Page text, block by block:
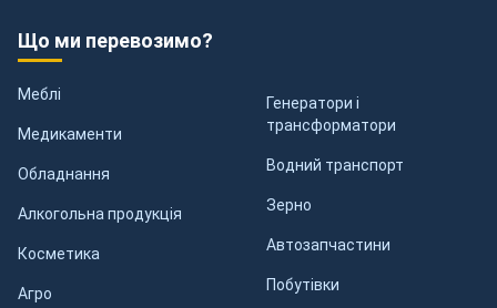
Що ми перевозимо?
Меблі
Медикаменти
Обладнання
Алкогольна продукція
Косметика
Агро
Генератори і
трансформатори
Водний транспорт
Зерно
Автозапчастини
Побутівки